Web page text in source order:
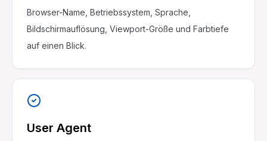
Browser-Name, Betriebssystem, Sprache,
Bildschirmauflösung, Viewport-Größe und Farbtiefe
auf einen Blick.
User Agent